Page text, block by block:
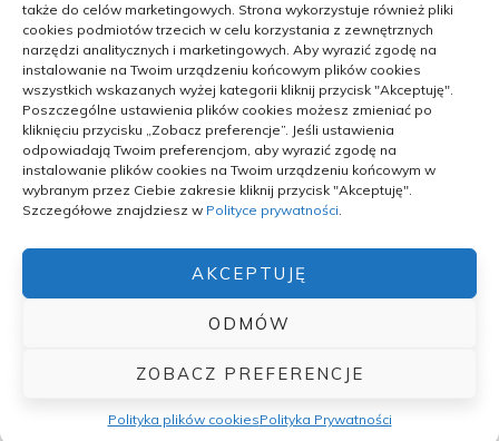
także do celów marketingowych. Strona wykorzystuje również pliki
cookies podmiotów trzecich w celu korzystania z zewnętrznych
narzędzi analitycznych i marketingowych. Aby wyrazić zgodę na
instalowanie na Twoim urządzeniu końcowym plików cookies
wszystkich wskazanych wyżej kategorii kliknij przycisk "Akceptuję".
Poszczególne ustawienia plików cookies możesz zmieniać po
kliknięciu przycisku „Zobacz preferencje”. Jeśli ustawienia
odpowiadają Twoim preferencjom, aby wyrazić zgodę na
instalowanie plików cookies na Twoim urządzeniu końcowym w
wybranym przez Ciebie zakresie kliknij przycisk "Akceptuję".
Szczegółowe znajdziesz w Polityce prywatności.
AKCEPTUJĘ
ODMÓW
ZOBACZ PREFERENCJE
Polityka plików cookiesPolityka Prywatności
Archiwalne
Archiwalne
© Aktywność Mau. All rights reserved.